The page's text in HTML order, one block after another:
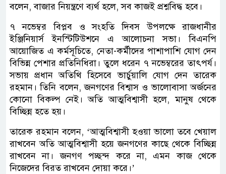
বলেন, বাজার নিয়ন্ত্রণে ব্যর্থ হলে, সব কাজই প্রশ্নবিদ্ধ হবে।
৭ নভেম্বর বিপ্লব ও সংহতি দিবস উপলক্ষে রাজধানীর
ইঞ্জিনিয়ার্স ইনস্টিটিউশনে এ আলোচনা সভা। বিএনপি
আয়োজিত এ কর্মসূচিতে, নেতা-কর্মীদের পাশাপাশি যোগ দেন
বিভিন্ন পেশার প্রতিনিধিরা। তুলে ধরেন ৭ নভেম্বরের তাৎপর্য।
সভায় প্রধান অতিথি হিসেবে ভার্চুয়ালি যোগ দেন তারেক
রহমান। তিনি বলেন, জনগণের বিশ্বাস ও ভালোবাসা অর্জনের
কোনো বিকল্প নেই। অতি আত্মবিশ্বাসী হলে, মানুষ থেকে
বিচ্ছিন্ন হতে হয়।
তারেক রহমান বলেন, ‘আত্মবিশ্বাসী হওয়া ভালো তবে খেয়াল
রাখবেন অতি আত্মবিশ্বাসী হয়ে জনগণের কাছে থেকে বিচ্ছিন্ন
রাখবেন না। জনগণ পচ্ছন্দ করে না, এমন কাজ থেকে
নিজেদের বিরত রাখবেন দোয়া করে।’